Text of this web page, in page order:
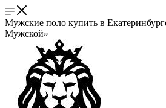
Мужские поло купить в
Мужской»